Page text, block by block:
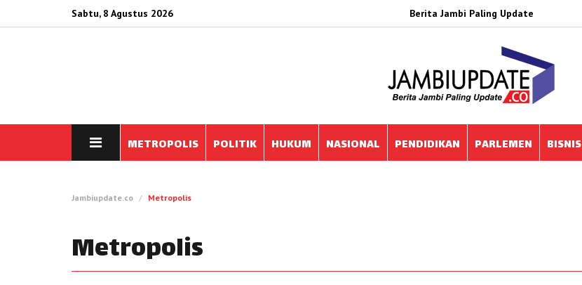
Sabtu, 8 Agustus 2026 Berita Jambi Paling Update
METROPOLIS POLITIK HUKUM NASIONAL PENDIDIKAN PARLEMEN BISNIS
Jambiupdate.co Metropolis
Metropolis